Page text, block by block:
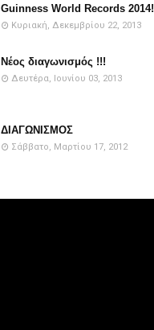
Guinness World Records 2014!
Κυριακή, Δεκεμβρίου 22, 2013
Νέος διαγωνισμός !!!
Δευτέρα, Ιουνίου 03, 2013
ΔΙΑΓΩΝΙΣΜΟΣ
Σάββατο, Μαρτίου 17, 2012